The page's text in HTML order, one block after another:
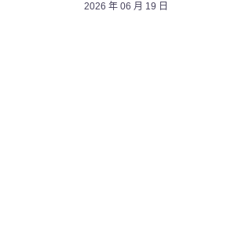
2026 年 06 月 19 日